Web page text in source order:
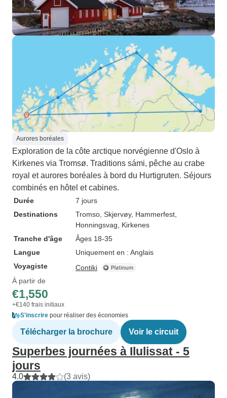
Aurores boréales
Exploration de la côte arctique norvégienne d'Oslo à
Kirkenes via Tromsø. Traditions sámi, pêche au crabe
royal et aurores boréales à bord du Hurtigruten. Séjours
combinés en hôtel et cabines.
Durée
7 jours
Destinations
Tromso , Skjervøy, Hammerfest
Honningsvag , Kirkenes
Tranche d'âge
Âges 18-35
Langue
Uniquement en : Anglais
Voyagiste
Contiki
À partir de
€1,550
+€140 frais initiaux
S'inscrire pour réaliser des économies
Télécharger la brochure Voir le circuit
Superbes journées à Ilulissat - 5
jours
4.0 (3 avis)